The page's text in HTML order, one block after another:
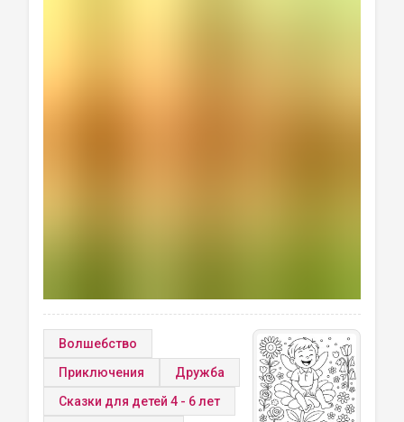
Волшебство
Приключения
Дружба
Сказки для детей 4 - 6 лет